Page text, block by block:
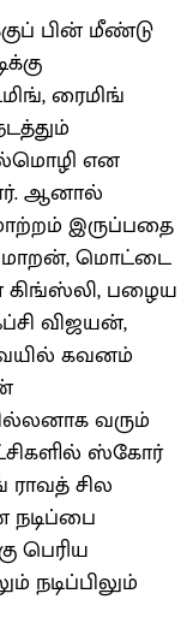
பின் மீண்டு
ரைமிங்
என
ஆனால்
இருப்பதை
மாறன், மொட்டை
கிங்ஸ்லி, பழைய
விஜயன்,
கவனம்
வரும்
ஸ்கோர்
ராவத் சில
நடிப்பை
பெரிய